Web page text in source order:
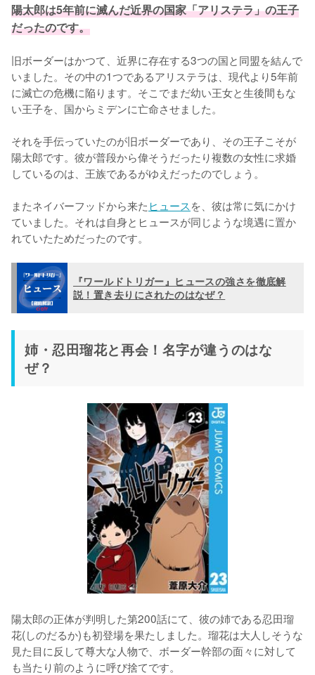
陽太郎は5年前に滅んだ近界の国家「アリステラ」の王子
だったのです。
旧ボーダーはかつて、近界に存在する3つの国と同盟を結んで
いました。その中の1つであるアリステラは、現代より5年前
に滅亡の危機に陥ります。そこでまだ幼い王女と生後間もな
い王子を、国からミデンに亡命させました。
それを手伝っていたのが旧ボーダーであり、その王子こそが
陽太郎です。彼が普段から偉そうだったり複数の女性に求婚
しているのは、王族であるがゆえだったのでしょう。
またネイバーフッドから来た ヒュースを、彼は常に気にかけ
ていました。それは自身とヒュースが同じような境遇に置か
れていたためだったのです。
『ワールドトリガー』ヒュースの強さを徹底解
説！置き去りにされたのはなぜ？
姉・忍田瑠花と再会！名字が違うのはな
ぜ？
陽太郎の正体が判明した第200話にて、彼の姉である忍田瑠
花(しのだるか)も初登場を果たしました。瑠花は大人しそうな
見た目に反して尊大な人物で、ボーダー幹部の面々に対して
も当たり前のように呼び捨てです。